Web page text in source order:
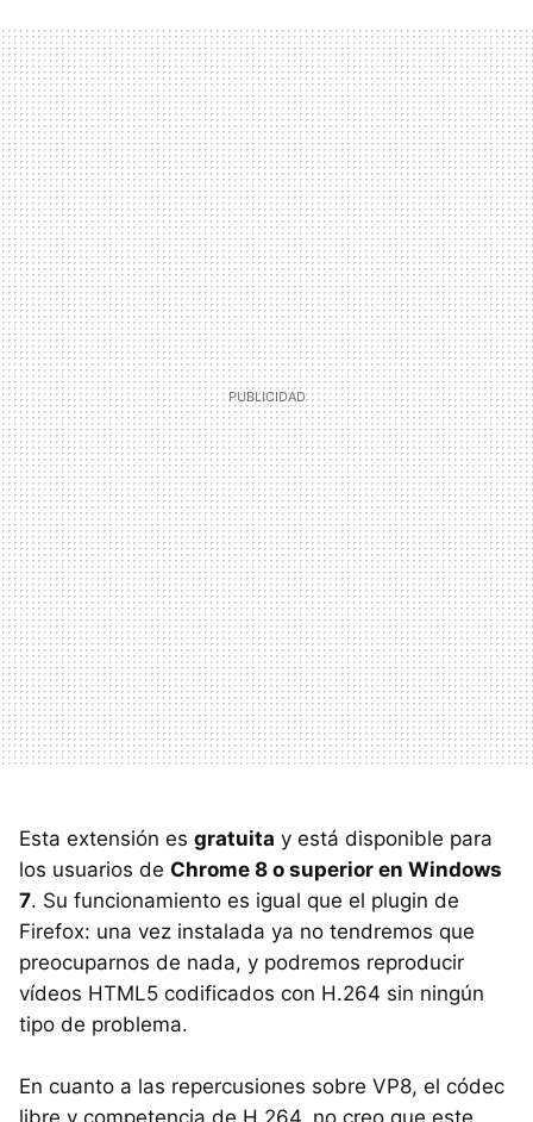
Esta extensión es gratuita y está disponible para
los usuarios de Chrome 8 o superior en Windows
7. Su funcionamiento es igual que el plugin de
Firefox: una vez instalada ya no tendremos que
preocuparnos de nada, y podremos reproducir
vídeos HTML5 codificados con H.264 sin ningún
tipo de problema.
En cuanto a las repercusiones sobre VP8, el códec
libre y competencia de H.264, no creo que este